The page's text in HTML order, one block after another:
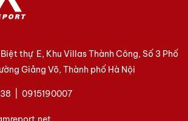
thự E, Khu Villas Thành Công, Số 3 Phố
Giảng Võ, Thành phố Hà Nội
| 0915190007